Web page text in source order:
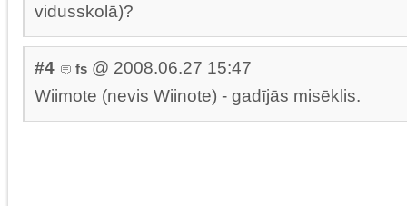
vidusskolā)?
#4 fs @ 2008.06.27 15:47
Wiimote (nevis Wiinote) - gadījās misēklis.